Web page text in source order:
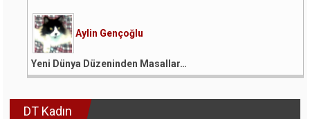
Aylin Gençoğlu
Yeni Dünya Düzeninden Masallar…
DT Kadın